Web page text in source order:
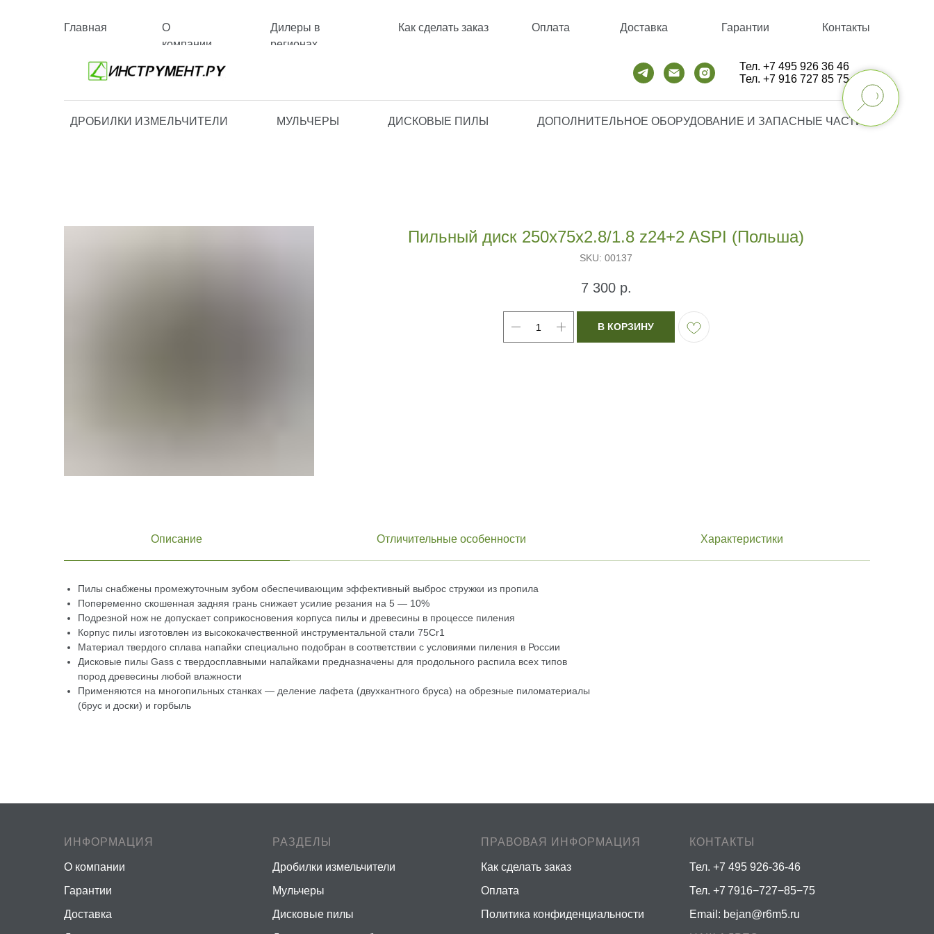
Главная
О
компании
Оплата Гарантии Контакты
Как сделать заказ Доставка
Дилеры в
регионах
Тел. +7 495 926 36 46
Тел. +7 916 727 85 75
ДРОБИЛКИ ИЗМЕЛЬЧИТЕЛИ МУЛЬЧЕРЫ ДИСКОВЫЕ ПИЛЫ ДОПОЛНИТЕЛЬНОЕ ОБОРУДОВАНИЕ И ЗАПАСНЫЕ ЧАСТИ
Пильный диск 250х75х2.8/1.8 z24+2 ASPI (Польша)
SKU: 00137
7 300 р.
В КОРЗИНУ
Описание Отличительные особенности Характеристики
Пилы снабжены промежуточным зубом обеспечивающим эффективный выброс стружки из пропила
Попеременно скошенная задняя грань снижает усилие резания на 5 — 10%
Подрезной нож не допускает соприкосновения корпуса пилы и древесины в процессе пиления
Корпус пилы изготовлен из высококачественной инструментальной стали 75Cr1
Материал твердого сплава напайки специально подобран в соответствии с условиями пиления в России
Дисковые пилы Gass с твердосплавными напайками предназначены для продольного распила всех типов
пород древесины любой влажности
Применяются на многопильных станках — деление лафета (двухкантного бруса) на обрезные пиломатериалы
(брус и доски) и горбыль
ИНФОРМАЦИЯ
О компании
Гарантии
Доставка
РАЗДЕЛЫ
Дробилки измельчители
Мульчеры
Дисковые пилы
ПРАВОВАЯ ИНФОРМАЦИЯ
Как сделать заказ
Оплата
Политика конфиденциальности
КОНТАКТЫ
Тел. +7 495 926-36-46
Тел. +7 7916−727−85−75
Email: bejan@r6m5.ru